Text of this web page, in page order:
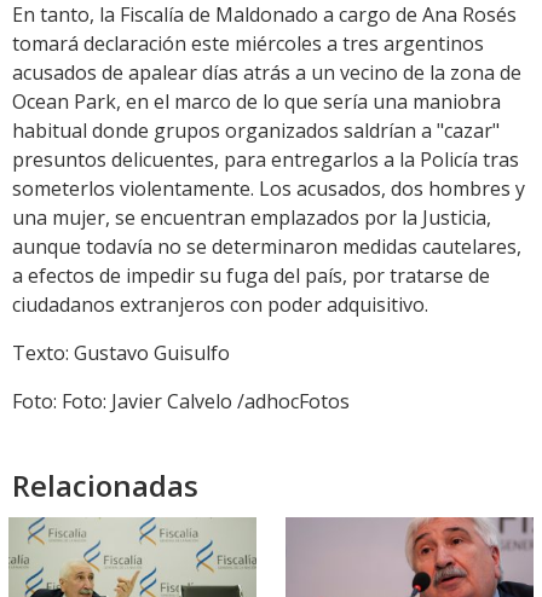
En tanto, la Fiscalía de Maldonado a cargo de Ana Rosés
tomará declaración este miércoles a tres argentinos
acusados de apalear días atrás a un vecino de la zona de
Ocean Park, en el marco de lo que sería una maniobra
habitual donde grupos organizados saldrían a "cazar"
presuntos delicuentes, para entregarlos a la Policía tras
someterlos violentamente. Los acusados, dos hombres y
una mujer, se encuentran emplazados por la Justicia,
aunque todavía no se determinaron medidas cautelares,
a efectos de impedir su fuga del país, por tratarse de
ciudadanos extranjeros con poder adquisitivo.
Texto: Gustavo Guisulfo
Foto: Foto: Javier Calvelo /adhocFotos
Relacionadas